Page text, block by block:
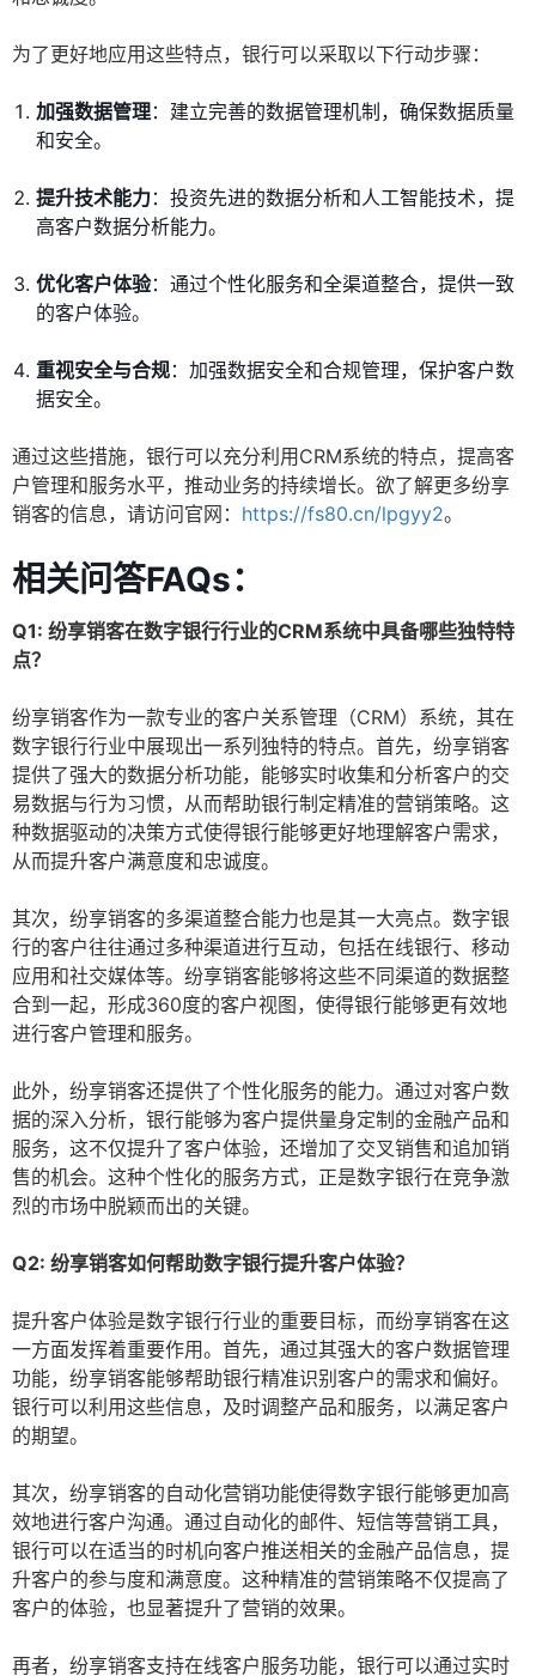
为了更好地应用这些特点，银行可以采取以下行动步骤：
加强数据管理：建立完善的数据管理机制，确保数据质量
和安全。
提升技术能力：投资先进的数据分析和人工智能技术，提
高客户数据分析能力。
优化客户体验：通过个性化服务和全渠道整合，提供一致
的客户体验。
重视安全与合规：加强数据安全和合规管理，保护客户数
据安全。
通过这些措施，银行可以充分利用CRM系统的特点，提高客
户管理和服务水平，推动业务的持续增长。欲了解更多纷享
销客的信息，请访问官网： https://fs80.cn/lpgyy2。
相关问答FAQs：
Q1: 纷享销客在数字银行行业的CRM系统中具备哪些独特特
点？
纷享销客作为一款专业的客户关系管理（CRM）系统，其在
数字银行行业中展现出一系列独特的特点。首先，纷享销客
提供了强大的数据分析功能，能够实时收集和分析客户的交
易数据与行为习惯，从而帮助银行制定精准的营销策略。这
种数据驱动的决策方式使得银行能够更好地理解客户需求，
从而提升客户满意度和忠诚度。
其次，纷享销客的多渠道整合能力也是其一大亮点。数字银
行的客户往往通过多种渠道进行互动，包括在线银行、移动
应用和社交媒体等。纷享销客能够将这些不同渠道的数据整
合到一起，形成360度的客户视图，使得银行能够更有效地
进行客户管理和服务。
此外，纷享销客还提供了个性化服务的能力。通过对客户数
据的深入分析，银行能够为客户提供量身定制的金融产品和
服务，这不仅提升了客户体验，还增加了交叉销售和追加销
售的机会。这种个性化的服务方式，正是数字银行在竞争激
烈的市场中脱颖而出的关键。
Q2: 纷享销客如何帮助数字银行提升客户体验？
提升客户体验是数字银行行业的重要目标，而纷享销客在这
一方面发挥着重要作用。首先，通过其强大的客户数据管理
功能，纷享销客能够帮助银行精准识别客户的需求和偏好。
银行可以利用这些信息，及时调整产品和服务，以满足客户
的期望。
其次，纷享销客的自动化营销功能使得数字银行能够更加高
效地进行客户沟通。通过自动化的邮件、短信等营销工具，
银行可以在适当的时机向客户推送相关的金融产品信息，提
升客户的参与度和满意度。这种精准的营销策略不仅提高了
客户的体验，也显著提升了营销的效果。
再者，纷享销客支持在线客户服务功能，银行可以通过实时